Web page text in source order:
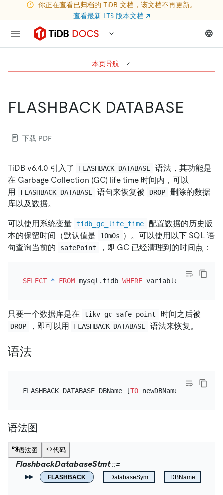
你正在查看已归档的 TiDB 文档，该文档不再更新。
查看最新 LTS 版本文档 ↗
FLASHBACK DATABASE
下载 PDF
TiDB v6.4.0 引入了 FLASHBACK DATABASE
语法，其功能是
在 Garbage Collection (GC) life time 时间内，可以
用
FLASHBACK DATABASE 语句来恢复被 DROP
删除的数据
库以及数据。
可以使用系统变量 tidb_gc_life_time
配置数据的历史版
本的保留时间（默认值是
10m0s ）。可以使用以下 SQL 语
句查询当前的
safePoint ，即 GC 已经清理到的时间点：
SELECT * FROM mysql.tidb WHERE variable_name =
只要一个数据库是在 tikv_gc_safe_point 时间之后被
DROP ，即可以用 FLASHBACK DATABASE 语法来恢复。
语法
FLASHBACK DATABASE DBName [TO
语法图
语法图 代码
FlashbackDatabaseStmt
FLASHBACK DatabaseSym DBName
本页导航